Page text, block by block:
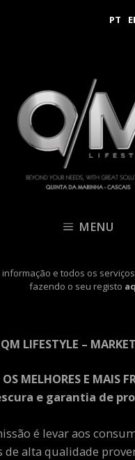
PT
MENU
e todos os serviços
fazendo o seu registo
QM LIFESTYLE –
OS MELHORES E MAIS
e garantia de
é levar aos
de alta qualidade